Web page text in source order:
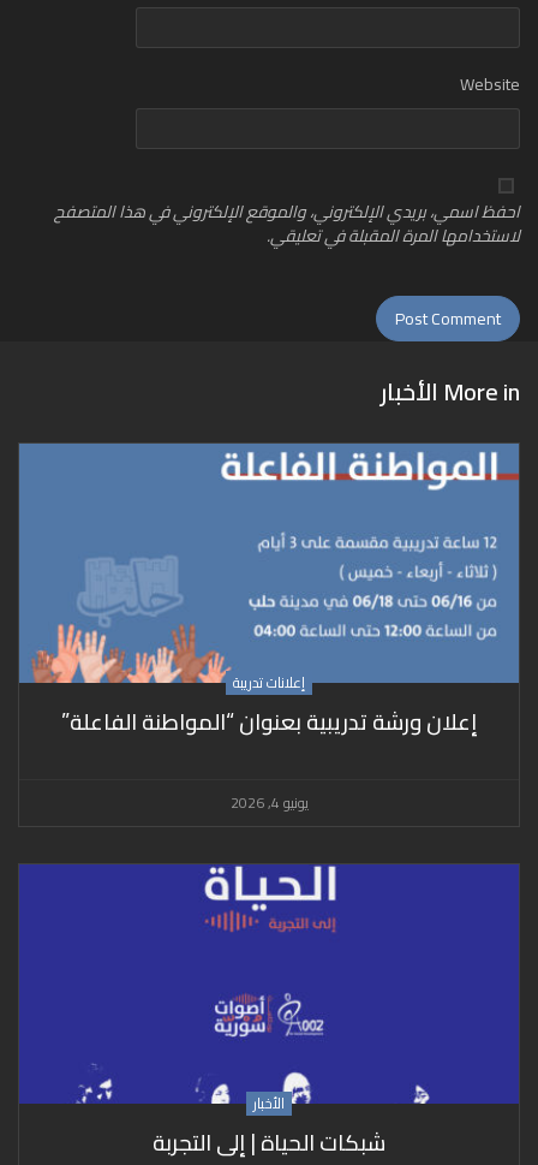
Website
احفظ اسمي، بريدي الإلكتروني، والموقع الإلكتروني في هذا المتصفح
لاستخدامها المرة المقبلة في تعليقي.
More in الأخبار
إعلانات تدريبة
إعلان ورشة تدريبية بعنوان “المواطنة الفاعلة”
يونيو 4, 2026
الأخبار
شبكات الحياة | إلى التجربة